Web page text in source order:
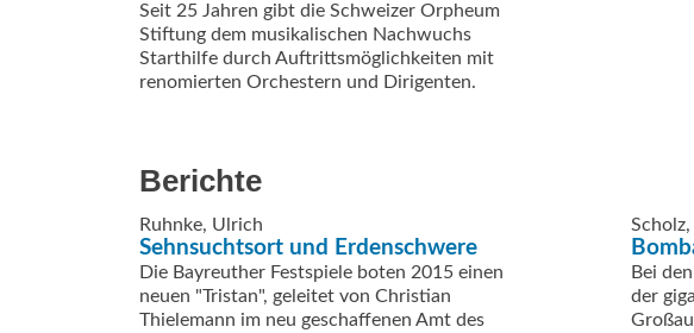
Seit 25 Jahren gibt die Schweizer Orpheum
Stiftung dem musikalischen Nachwuchs
Starthilfe durch Auftrittsmöglichkeiten mit
renomierten Orchestern und Dirigenten.
Berichte
Ruhnke, Ulrich
Sehnsuchtsort und Erdenschwere
Die Bayreuther Festspiele boten 2015 einen
neuen "Tristan", geleitet von Christian
Thielemann im neu geschaffenen Amt des
Bei
der